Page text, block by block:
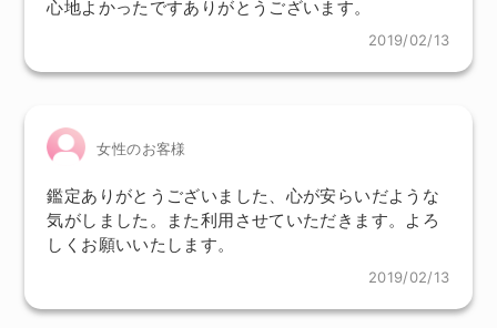
心地よかったですありがとうございます。
2019/02/13
女性のお客様
鑑定ありがとうございました、心が安らいだような
気がしました。また利用させていただきます。よろ
しくお願いいたします。
2019/02/13